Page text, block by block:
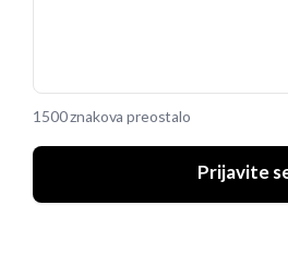
1500 znakova preostalo
Prijavite